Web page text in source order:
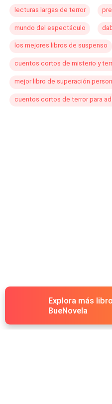
dejado un contrato
lecturas largas de terror
mundo del espectáculo
los mejores libros de suspenso
cuentos cortos de misterio y
mejor libro de superación
cuentos cortos de terror para
Explora más
BueNovela